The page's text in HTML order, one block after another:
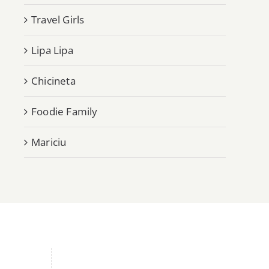
Travel Girls
Lipa Lipa
Chicineta
Foodie Family
Mariciu